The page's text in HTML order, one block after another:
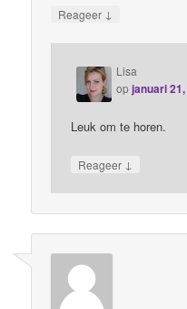
Reageer ↓
Lisa
opjanuari
Leuk om te horen.
Reageer ↓